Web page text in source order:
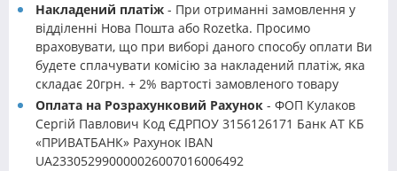
Накладений платіж - При отриманні замовлення у
відділенні Нова Пошта або Rozetka. Просимо
враховувати, що при виборі даного способу оплати Ви
будете сплачувати комісію за накладений платіж, яка
складає 20грн. + 2% вартості замовленого товару
Оплата на Розрахунковий Рахунок - ФОП Кулаков
Сергій Павлович Код ЄДРПОУ 3156126171 Банк АТ КБ
«ПРИВАТБАНК» Рахунок IBAN
UA233052990000026007016006492